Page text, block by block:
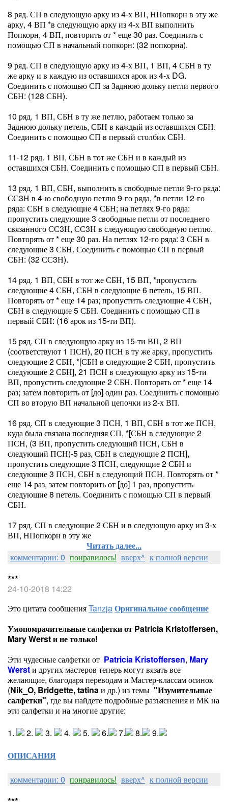
8 ряд. СП в следующую арку из 4-х ВП, НПопкорн в эту же
арку, 4 ВП *в следующую арку из 4-х ВП выполнить
Попкорн, 4 ВП, повторить от * еще 30 раз. Соединить с
помощью СП в начальный попкорн: (32 попкорна).
9 ряд. СП в следующую арку из 4-х ВП, 1 ВП, 4 СБН в ту
же арку и в каждую из оставшихся арок из 4-х DG.
Соединить с помощью СП за Заднюю дольку петли первого
СБН: (128 СБН).
10 ряд. 1 ВП, СБН в ту же петлю, работаем только за
Заднюю дольку петель, СБН в каждый из оставшихся СБН.
Соединить с помощью СП в первый столбик СБН.
11-12 ряд. 1 ВП, СБН в тот же СБН и в каждый из
оставшихся СБН. Соединить с помощью СП в первый СБН.
13 ряд. 1 ВП, СБН, выполнить в свободные петли 9-го ряда:
СС3Н в 4-ю свободную петлю 9-го ряда, *в петли 12-го
ряда: СБН в следующие 4 СБН; на петлях 9-го ряда:
пропустить следующие 3 свободные петли от последнего
связанного СС3Н, СС3Н в следующую свободную петлю.
Повторять от * еще 30 раз. На петлях 12-го ряда: 3 СБН в
следующие 3 СБН. Соединить с помощью СП в первый
СБН: (32 СС3Н).
14 ряд. 1 ВП, СБН в тот же СБН, 15 ВП, *пропустить
следующие 4 СБН, СБН в следующие 6 петель, 15 ВП.
Повторять от * еще 14 раз; пропустить следующие 4 СБН,
СБН в следующие 5 СБН. Соединить с помощью СП в
первый СБН: (16 арок из 15-ти ВП).
15 ряд. СП в следующую арку из 15-ти ВП, 2 ВП
(соответствуют 1 ПСН), 20 ПСН в ту же арку, пропустить
следующие 2 СБН, *[СБН в следующие 2 СБН, пропустить
следующие 2 СБН], 21 ПСН в следующую арку из 15-ти
ВП, пропустить следующие 2 СБН. Повторять от * еще 14
раз; затем повторить от [до] один раз. Соединить с помощью
СП во вторую ВП начальной цепочки из 2-х ВП.
16 ряд. СП в следующие 3 ПСН, 1 ВП, СБН в тот же ПСН,
куда была связана последняя СП, *[СБН в следующие 2
ПСН, (3 ВП, пропустить следующий ПСН, СБН в
следующий ПСН)-5 раз, СБН в следующие 2 ПСН],
пропустить следующие 3 ПСН, следующие 2 СБН и
следующие 3 ПСН, СБН в следующий ПСН. Повторять от *
еще 14 раз, затем повторить от [до] 1 раз, пропустить
следующие 8 петель. Соединить с помощью СП в первый
СБН.
17 ряд. СП в следующие 2 СБН и в следующую арку из 3-х
ВП, НПопкорн в эту же
Читать далее...
комментарии: 0 понравилось! вверх^ к полной версии
***
24-10-2018 14:22
Это цитата сообщенияTanzjaОригинальное сообщение
Умопомрачительные салфетки от Patricia Kristoffersen,
Mary Werst и не только!
Эти чудесные салфетки от Patricia Kristoffersen, Mary
Werstи других мастеров теперь могут вязать все
желающие, благодаря переводам и Мастер-классам осинок
(Nik_O, Bridgette,tatinaи др.) из темы "Изумительные
салфетки", где вы найдете подробные разъяснения и МК на
эти салфетки и на многие другие:
1.
2. 3. 4. 5. 6. 7. 8.
9.
ОПИСАНИЯ
комментарии: 0 понравилось! вверх^ к полной версии